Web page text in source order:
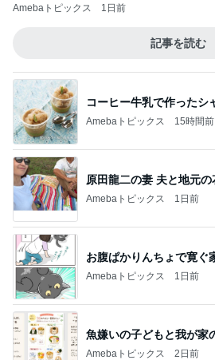
Amebaトピックス 1日前
記事を読む
コーヒー牛乳で作ったシ
Amebaトピックス 15時間前
原田龍二の妻 夫と地元の
Amebaトピックス 1日前
お腹ぱかりんちょで寛ぐ
Amebaトピックス 1日前
魚嫌いの子どもと我が家
Amebaトピックス 2日前